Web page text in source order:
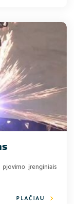
įrenginiais
PLAČIAU